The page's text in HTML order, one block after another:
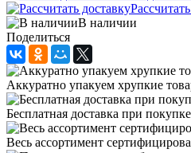
В наличии
Поделиться
Аккуратно упакуем хрупкие
Бесплатная доставка при
Весь ассортимент